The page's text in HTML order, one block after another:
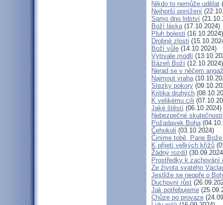
Nikdo to nemůže udělat
Nejhorší ponížení
Samo dno lidství
Boží láska(17.10.2024)
Pluh bolesti (16.10.2024)
Drobné zlosti
Boží vůle (14.10.2024)
Vytrvale modlí
Bázeň Boží (12.10.2024)
Nerad se v něčem
Najmout vraha
Stezky pokory
Kritika druhých
K velikému cíli
Jaké štěstí (06.10.2024)
Nebezpečné skutečnosti
Požadavek Boha
Čehokoli (03.10.2024)
Činíme tobě, Pane
K přijetí velkých křížů
Žádný rozdíl
Prostředky k zachování
Ze života svatého
Jestliže se neopře o
Duchovní růst
Jak potřebujeme
Chůze po provaze